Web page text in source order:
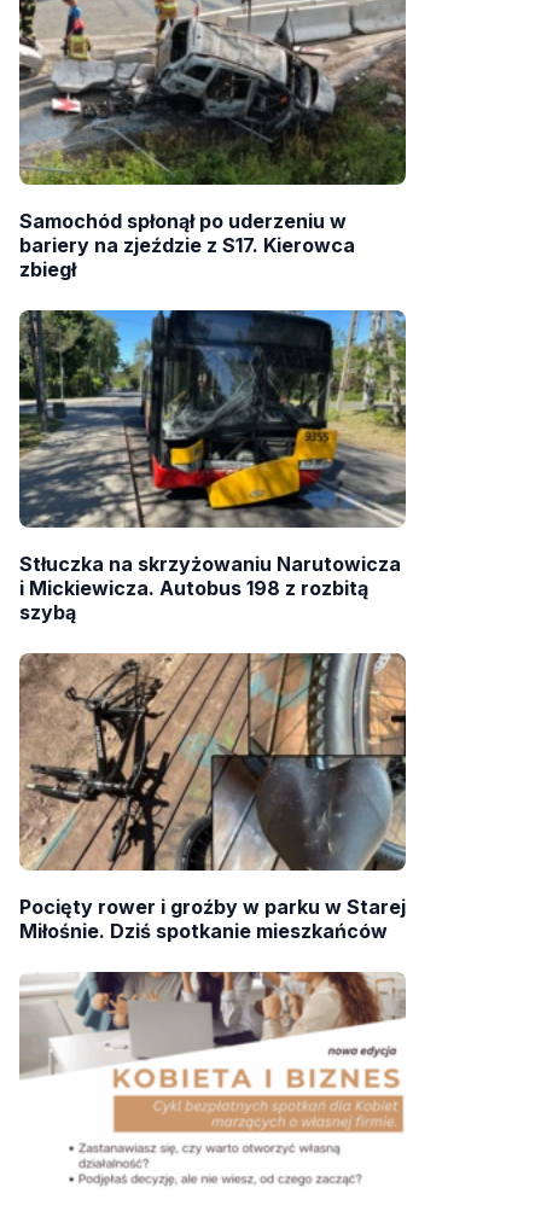
Samochód spłonął po uderzeniu w
bariery na zjeździe z S17. Kierowca
zbiegł
Stłuczka na skrzyżowaniu Narutowicza
i Mickiewicza. Autobus 198 z rozbitą
szybą
Pocięty rower i groźby w parku w Starej
Miłośnie. Dziś spotkanie mieszkańców